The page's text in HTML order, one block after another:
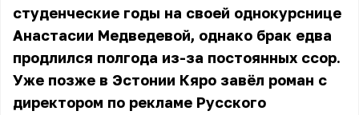
студенческие годы на своей однокурснице
Анастасии Медведевой, однако брак едва
продлился полгода из-за постоянных ссор.
Уже позже в Эстонии Кяро завёл роман с
директором по рекламе Русского